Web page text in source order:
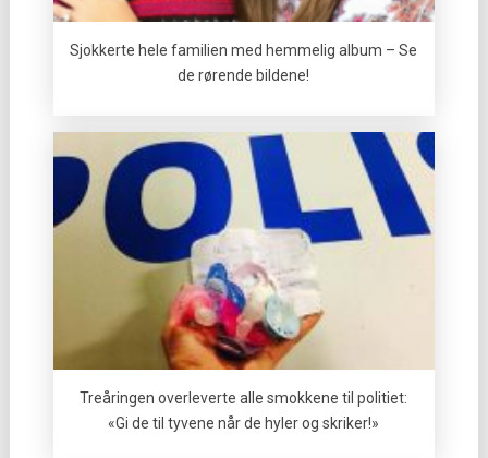
Sjokkerte hele familien med hemmelig album – Se
de rørende bildene!
Treåringen overleverte alle smokkene til politiet:
«Gi de til tyvene når de hyler og skriker!»